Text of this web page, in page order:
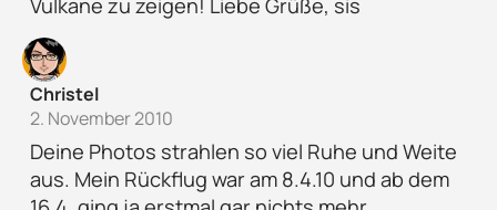
Vulkane zu zeigen! Liebe Grüße, sis
Christel
2. November 2010
Deine Photos strahlen so viel Ruhe und Weite
aus. Mein Rückflug war am 8.4.10 und ab dem